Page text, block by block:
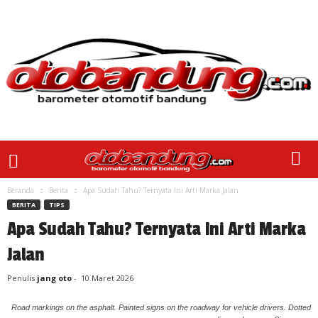
Beranda Berita Apa Sudah Tahu? Ternyata Ini Arti Marka Jalan
BERITA TIPS
Apa Sudah Tahu? Ternyata Ini Arti Marka
Jalan
Penulis jang oto - 10 Maret 2026
Road markings on the asphalt. Painted signs on the roadway for vehicle drivers. Dotted